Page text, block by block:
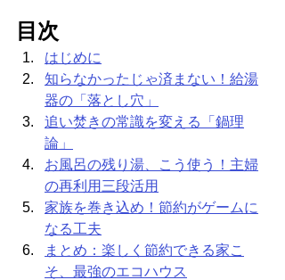
目次
はじめに
知らなかったじゃ済まない！給湯
器の「落とし穴」
追い焚きの常識を変える「鍋理
論」
お風呂の残り湯、こう使う！主婦
の再利用三段活用
家族を巻き込め！節約がゲームに
なる工夫
まとめ：楽しく節約できる家こ
そ、最強のエコハウス